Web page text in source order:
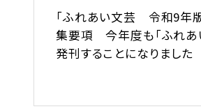
「ふれあい文芸 令和9年
集要項 今年度も「ふれあ
発刊することになりました